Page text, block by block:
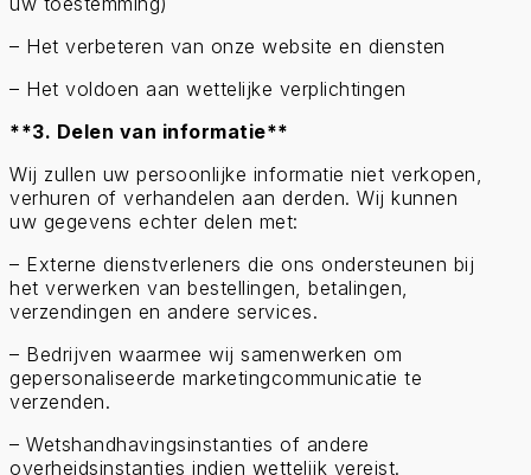
– Het verbeteren van onze website en diensten
– Het voldoen aan wettelijke verplichtingen
**3. Delen van informatie**
Wij zullen uw persoonlijke informatie niet verkopen,
verhuren of verhandelen aan derden. Wij kunnen
uw gegevens echter delen met:
– Externe dienstverleners die ons ondersteunen bij
het verwerken van bestellingen, betalingen,
verzendingen en andere services.
– Bedrijven waarmee wij samenwerken om
gepersonaliseerde marketingcommunicatie te
verzenden.
– Wetshandhavingsinstanties of andere
overheidsinstanties indien wettelijk vereist.